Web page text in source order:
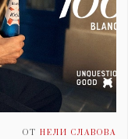
ОТ НЕЛИ СЛАВОВА